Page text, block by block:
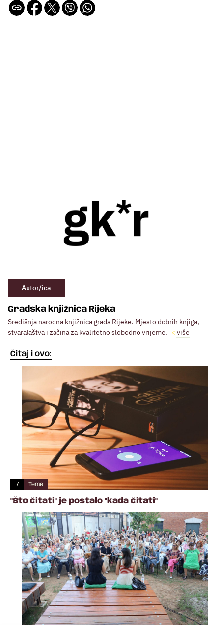
Autor/ica
Gradska knjižnica Rijeka
Središnja narodna knjižnica grada Rijeke. Mjesto dobrih knjiga,
stvaralaštva i začina za kvalitetno slobodno vrijeme.
više
Čitaj i ovo:
/ Teme
"Što čitati" je postalo "kada čitati"